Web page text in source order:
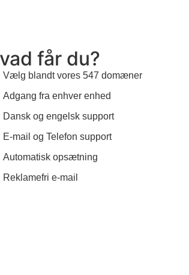
får du?
Vælg blandt vores 547 domæner
Adgang fra enhver enhed
Dansk og engelsk support
E-mail og Telefon support
Automatisk opsætning
Reklamefri e-mail